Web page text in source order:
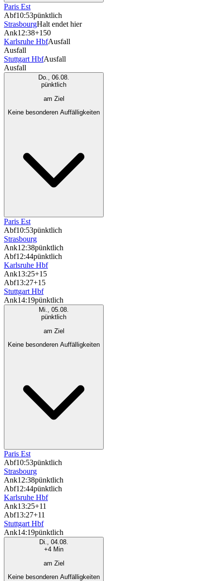
Paris Est
Abf10:53pünktlich
StrasbourgHalt endet hier
Ank12:38+150
Karlsruhe HbfAusfall
Ausfall
Stuttgart HbfAusfall
Ausfall
Do., 06.08.
pünktlich
am Ziel
Keine besonderen Auffälligkeiten
Paris Est
Abf10:53pünktlich
Strasbourg
Ank12:38pünktlich
Abf12:44pünktlich
Karlsruhe Hbf
Ank13:25+15
Abf13:27+15
Stuttgart Hbf
Ank14:19pünktlich
Mi., 05.08.
pünktlich
am Ziel
Keine besonderen Auffälligkeiten
Paris Est
Abf10:53pünktlich
Strasbourg
Ank12:38pünktlich
Abf12:44pünktlich
Karlsruhe Hbf
Ank13:25+11
Abf13:27+11
Stuttgart Hbf
Ank14:19pünktlich
Di., 04.08.
+4 Min
am Ziel
Keine besonderen Auffälligkeiten